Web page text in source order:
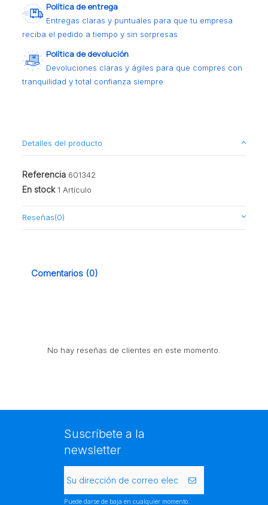
Política de entrega
Entregas claras y puntuales para que tu empresa
reciba el pedido a tiempo y sin sorpresas
Política de devolución
Devoluciones claras y ágiles para que compres con
tranquilidad y total confianza siempre
Detalles del producto
Referencia 601342
En stock 1 Artículo
Reseñas(0)
Comentarios (0)
No hay reseñas de clientes en este momento.
Suscríbete a la
newsletter
Puede darse de baja en cualquier momento.